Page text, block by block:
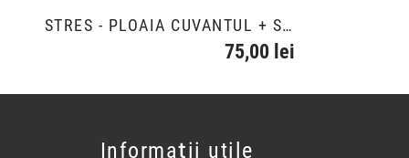
STRES - PLOAIA CUVÂNTUL + STICKER RAPSTAR
75,00 lei
Informații utile